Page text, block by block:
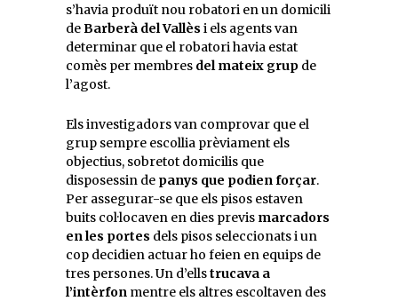
s’havia produït nou robatori en un domicili
deBarberà del Vallès i els agents van
determinar que el robatori havia estat
comès per membres del mateix grup de
l’agost.
Els investigadors van comprovar que el
grup sempre escollia prèviament els
objectius, sobretot domicilis que
disposessin de panys que podien forçar.
Per assegurar-se que els pisos estaven
buits col·locaven en dies previs marcadors
en les portes dels pisos seleccionats i un
cop decidien actuar ho feien en equips de
tres persones. Un d’ellstrucava a
l’intèrfon mentre els altres escoltaven des